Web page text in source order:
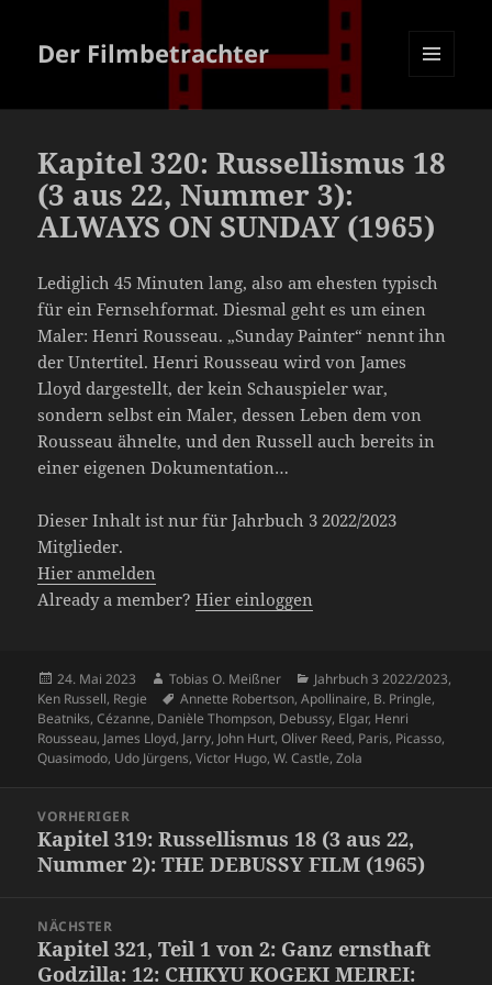
Der Filmbetrachter
Kapitel 320: Russellismus 18
(3 aus 22, Nummer 3):
ALWAYS ON SUNDAY (1965)
Lediglich 45 Minuten lang, also am ehesten typisch
für ein Fernsehformat. Diesmal geht es um einen
Maler: Henri Rousseau. „Sunday Painter“ nennt ihn
der Untertitel. Henri Rousseau wird von James
Lloyd dargestellt, der kein Schauspieler war,
sondern selbst ein Maler, dessen Leben dem von
Rousseau ähnelte, und den Russell auch bereits in
einer eigenen Dokumentation…
Dieser Inhalt ist nur für Jahrbuch 3 2022/2023
Mitglieder.
Hier anmelden
Already a member?Hier einloggen
Veröffentlicht
am
24. Mai 2023 Autor
Tobias O. Meißner Kategorien
Jahrbuch 3 2022/2023,
Ken Russell, Regie Schlagwörter
Annette Robertson,Apollinaire, B. Pringle,
Beatniks,Cézanne, Danièle Thompson, Debussy, Elgar, Henri
Rousseau, James Lloyd, Jarry, John Hurt,Oliver Reed, Paris, Picasso,
Quasimodo, Udo Jürgens,Victor Hugo,W. Castle,Zola
VORHERIGER
Vorheriger
Beitrag:
Kapitel 319: Russellismus 18 (3 aus 22,
Nummer 2): THE DEBUSSY FILM (1965)
NÄCHSTER
Nächster
Beitrag:
Kapitel 321, Teil 1 von 2: Ganz ernsthaft
Godzilla: 12: CHIKYU KOGEKI MEIREI: